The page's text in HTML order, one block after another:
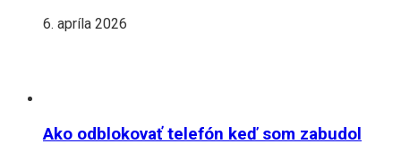
6. apríla 2026
Ako odblokovať telefón keď som zabudol